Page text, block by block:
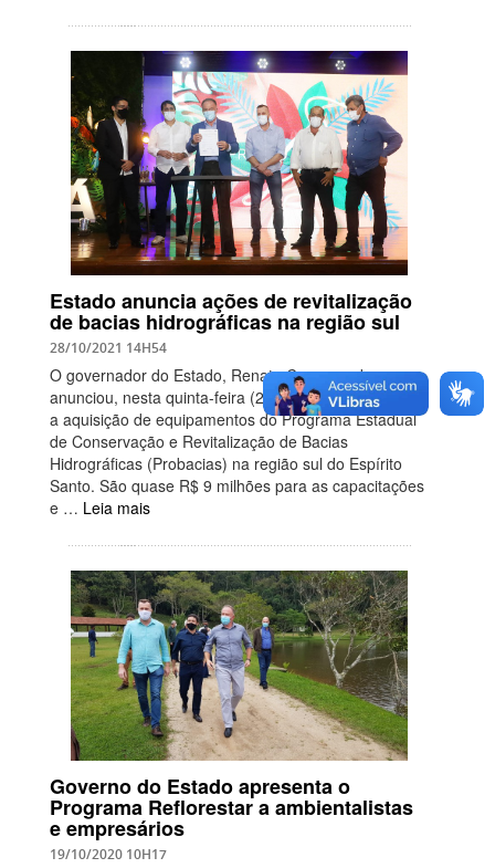
Estado anuncia ações de revitalização
de bacias hidrográficas na região sul
28/10/2021 14H54
O governador do Estado, Renato Casagrande,
anunciou, nesta quinta-feira (28), o início das ações e
a aquisição de equipamentos do Programa Estadual
de Conservação e Revitalização de Bacias
Hidrográficas (Probacias) na região sul do Espírito
Santo. São quase R$ 9 milhões para as capacitações
e … Leia mais
Governo do Estado apresenta o
Programa Reflorestar a ambientalistas
e empresários
19/10/2020 10H17